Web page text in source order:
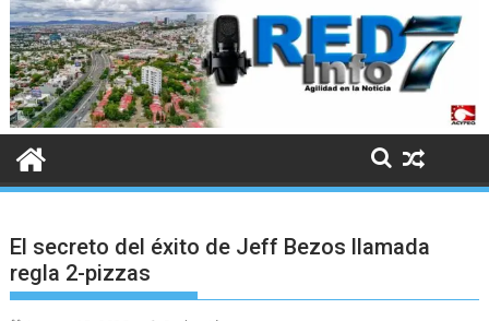
El secreto del éxito de Jeff Bezos llamada
regla 2-pizzas